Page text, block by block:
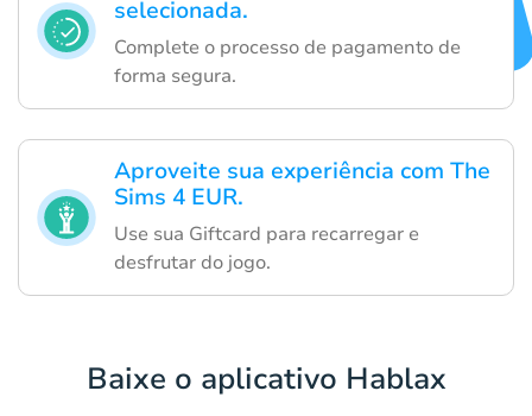
selecionada.
Complete o processo de pagamento de
forma segura.
Aproveite sua experiência com The
Sims 4 EUR.
Use sua Giftcard para recarregar e
desfrutar do jogo.
Baixe o aplicativo Hablax